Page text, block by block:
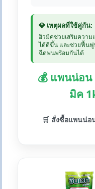
💎 เหตุผลที่ใช้คู่กัน:
ฮิวมิคช่วยเสริมควา
ได้ดีขึ้น และช่วยฟื้นฟู
ฉีดพ่นพร้อมกันได้
💰 แพนน่อน
มิค
🛒 สั่งซื้อแพนน่อ